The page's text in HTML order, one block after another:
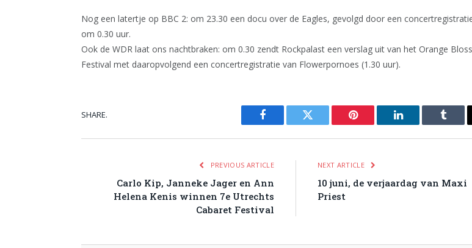
Nog een latertje op BBC 2: om 23.30 een docu over de Eagles, gevolgd door een
om 0.30 uur.
Ook de WDR laat ons nachtbraken: om 0.30 zendt Rockpalast een verslag uit van het Orange
Festival met daaropvolgend een concertregistratie van Flowerpornoes (1.30 uur).
SHARE.
Facebook Twitter Pinterest LinkedIn
PREVIOUS ARTICLE
Carlo Kip, Janneke Jager en Ann
Helena Kenis winnen 7e Utrechts
Cabaret Festival
NEXT ARTICLE
10 juni, de verjaardag van Maxi
Priest